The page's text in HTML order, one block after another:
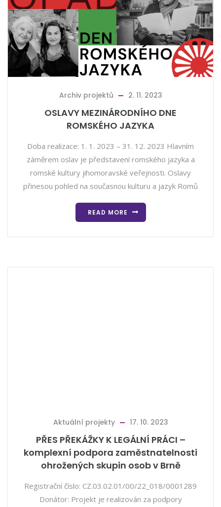
Archiv projektů 2. 11. 2023
OSLAVY MEZINÁRODNÍHO DNE
ROMSKÉHO JAZYKA
Doba realizace: 1. 1. 2023 – 31. 12. 2023 Hlavním
záměrem oslav je představení romského jazyka a
romské kultury jihomoravské veřejnosti. Oslavy
přinesou pohled na současnou kulturu a jazyk Romů
READ MORE
Aktuální projekty 17. 10. 2023
PŘES PŘEKÁŽKY K LEGÁLNÍ PRÁCI –
komplexní podpora zaměstnatelnosti
ohrožených skupin osob v Brně
Registrační číslo: CZ.03.02.01/00/22_018/0001289
Donátor: Projekt je realizován za podpory